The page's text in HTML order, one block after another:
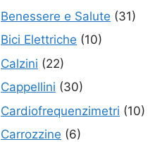
Benessere e Salute (31)
Bici Elettriche (10)
Calzini (22)
Cappellini (30)
Cardiofrequenzimetri (10)
Carrozzine (6)